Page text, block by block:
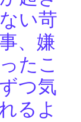
い苛
、嫌
たこ
つ気
るよ